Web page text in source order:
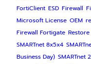
FortiClient ESD Firewall
Microsoft License OEM
Firewall Fortigate
SMARTnet 8x5x4
Business Day) SMARTnet